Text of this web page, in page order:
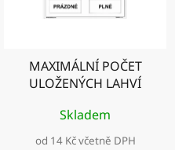
MAXIMÁLNÍ POČET
ULOŽENÝCH LAHVÍ
Skladem
od 14 Kč včetně DPH